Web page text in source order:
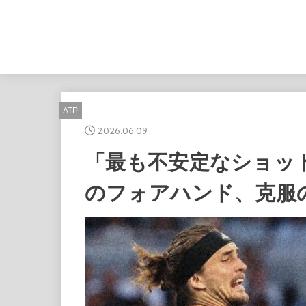
ATP
2026.06.09
「最も不安定なショ
のフォアハンド、克服